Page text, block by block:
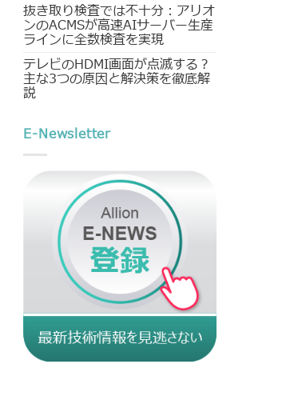
抜き取り検査では不十分：アリオ
ンのACMSが高速AIサーバー生産
ラインに全数検査を実現
テレビのHDMI画面が点滅する？
主な3つの原因と解決策を徹底解
説
E-Newsletter